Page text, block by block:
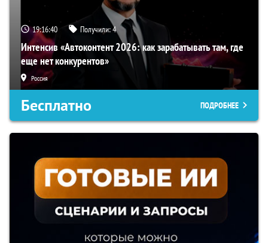
19:16:39 Получили:4
Интенсив «Автоконтент 2026: как зарабатывать там, где
еще нет конкурентов»
Россия
Бесплатно ПОДРОБНЕЕ